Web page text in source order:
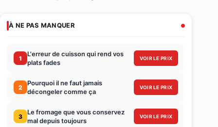
À NE PAS MANQUER
1
L'erreur de cuisson qui rend vos
plats fades
VOIR LE PRIX
2
Pourquoi il ne faut jamais
décongeler comme ça
VOIR LE PRIX
3
Le fromage que vous conservez
mal depuis toujours
VOIR LE PRIX